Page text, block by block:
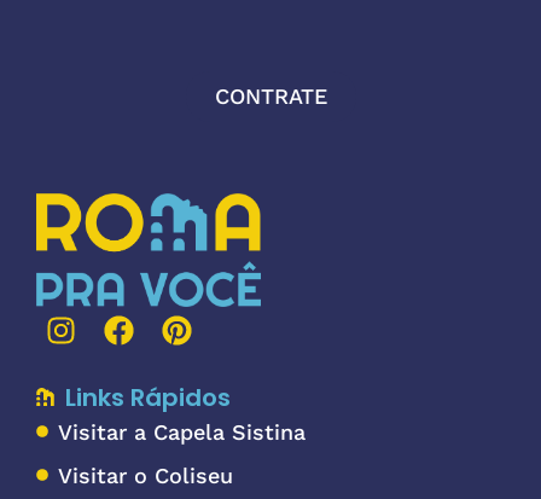
CONTRATE
Links Rápidos
Visitar a Capela Sistina
Visitar o Coliseu